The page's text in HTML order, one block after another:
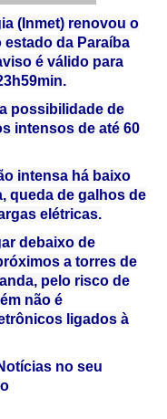
(Inmet) renovou o
da Paraíba
é válido para
possibilidade de
intensos de até 60
intensa há baixo
queda de galhos de
elétricas.
debaixo de
a torres de
pelo risco de
não é
ligados à
no seu